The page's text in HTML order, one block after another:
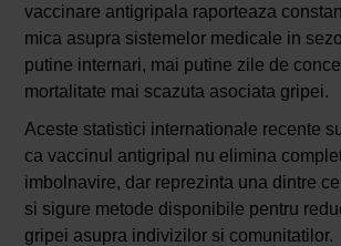
vaccinare antigripala raporteaza
mica asupra sistemelor medicale in
putine internari, mai putine zile de
mortalitate mai scazuta asociata gripei.
Aceste statistici internationale recente
ca vaccinul antigripal nu elimina
imbolnavire, dar reprezinta una dintre
si sigure metode disponibile pentru
gripei asupra indivizilor si comunitatilor.